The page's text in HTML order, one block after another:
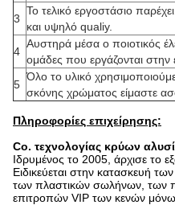
3
Το τελικό εργοστάσιο
και υψηλό qualiy.
4
Αυστηρά μέσα ο ποιοτικός
ομάδες που εργάζονται στην
5
Όλο το υλικό
σκόνης χρώματος είμαστε
Πληροφορίες επιχείρησης:
Co. τεχνολογίας κρύων
Ιδρυμένος το 2005, άρχισε το
Ειδικεύεται στην κατασκευή
των πλαστικών σωλήνων, των
επιτροπών VIP των κενών